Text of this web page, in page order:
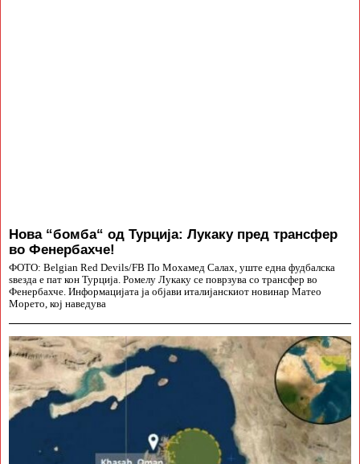
Нова “бомба“ од Турција: Лукаку пред трансфер
во Фенербахче!
ФОТО: Belgian Red Devils/FB По Мохамед Салах, уште една фудбалска
ѕвезда е пат кон Турција. Ромелу Лукаку се поврзува со трансфер во
Фенербахче. Информацијата ја објави италијанскиот новинар Матео
Морето, кој наведува